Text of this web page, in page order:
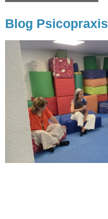
Blog Psicopraxis